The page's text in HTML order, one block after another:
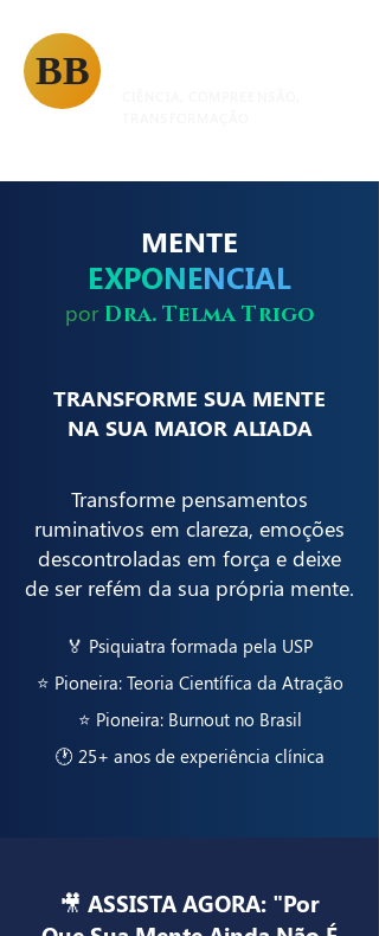
BB
MENTE
EXPONENCIAL
por Dra. Telma Trigo
TRANSFORME SUA MENTE
NA SUA MAIOR ALIADA
Transforme pensamentos
ruminativos em clareza, emoções
descontroladas em força e deixe
de ser refém da sua própria mente.
🏅 Psiquiatra formada pela USP
⭐ Pioneira: Teoria Científica da Atração
⭐ Pioneira: Burnout no Brasil
🕐 25+ anos de experiência clínica
🎥 ASSISTA AGORA: "Por